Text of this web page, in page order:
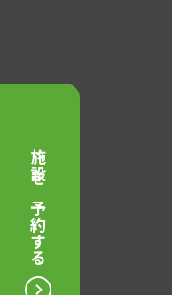
施設を予約する